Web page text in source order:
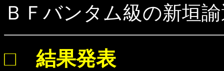
ＢＦバンタム級の新垣
□ 結果発表